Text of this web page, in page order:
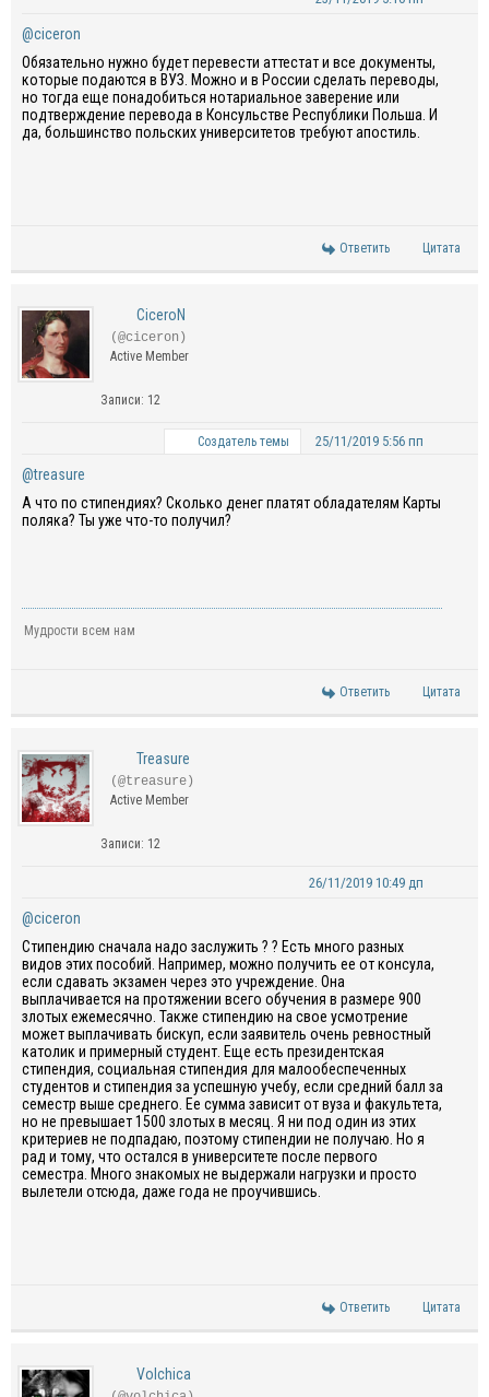
@ciceron
Обязательно нужно будет перевести аттестат и все документы,
которые подаются в ВУЗ. Можно и в России сделать переводы,
но тогда еще понадобиться нотариальное заверение или
подтверждение перевода в Консульстве Республики Польша. И
да, большинство польских университетов требуют апостиль.
Ответить Цитата
CiceroN
(@ciceron)
Active Member
Записи: 12
Создатель темы 25/11/2019 5:56 пп
@treasure
А что по стипендиях? Сколько денег платят обладателям Карты
поляка? Ты уже что-то получил?
Мудрости всем нам
Ответить Цитата
Treasure
(@treasure)
Active Member
Записи: 12
26/11/2019 10:49 дп
@ciceron
Стипендию сначала надо заслужить ? ? Есть много разных
видов этих пособий. Например, можно получить ее от консула,
если сдавать экзамен через это учреждение. Она
выплачивается на протяжении всего обучения в размере 900
злотых ежемесячно. Также стипендию на свое усмотрение
может выплачивать бискуп, если заявитель очень ревностный
католик и примерный студент. Еще есть президентская
стипендия, социальная стипендия для малообеспеченных
студентов и стипендия за успешную учебу, если средний балл за
семестр выше среднего. Ее сумма зависит от вуза и факультета,
но не превышает 1500 злотых в месяц. Я ни под один из этих
критериев не подпадаю, поэтому стипендии не получаю. Но я
рад и тому, что остался в университете после первого
семестра. Много знакомых не выдержали нагрузки и просто
вылетели отсюда, даже года не проучившись.
Ответить Цитата
Volchica